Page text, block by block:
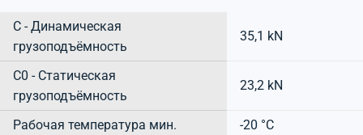
C - Динамическая
грузоподъёмность
35,1 kN
C0 - Статическая
грузоподъёмность
23,2 kN
Рабочая температура мин.
-20 °C